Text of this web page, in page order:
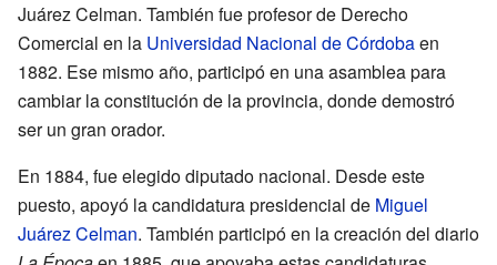
Juárez Celman. También fue profesor de Derecho
Comercial en la Universidad Nacional de Córdobaen
1882. Ese mismo año, participó en una asamblea para
cambiar la constitución de la provincia, donde demostró
ser un gran orador.
En 1884, fue elegido diputado nacional. Desde este
puesto, apoyó la candidatura presidencial de Miguel
Juárez Celman. También participó en la creación del diario